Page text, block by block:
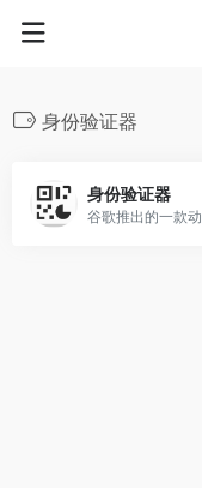
身份验证器
身份验证器